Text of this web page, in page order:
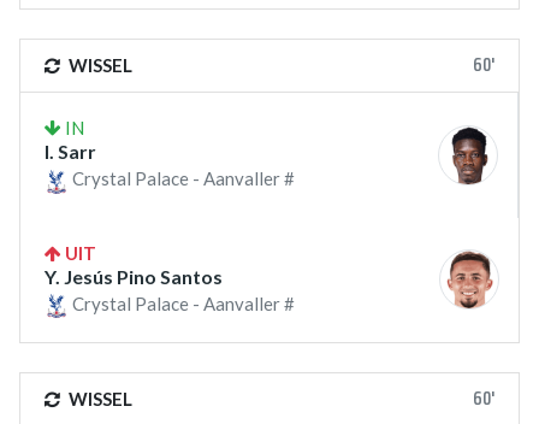
WISSEL 60'
IN
I. Sarr
Crystal Palace - Aanvaller #
UIT
Y. Jesús Pino Santos
Crystal Palace - Aanvaller #
WISSEL 60'